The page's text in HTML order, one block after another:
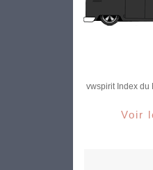
vwspirit Index du
Voir